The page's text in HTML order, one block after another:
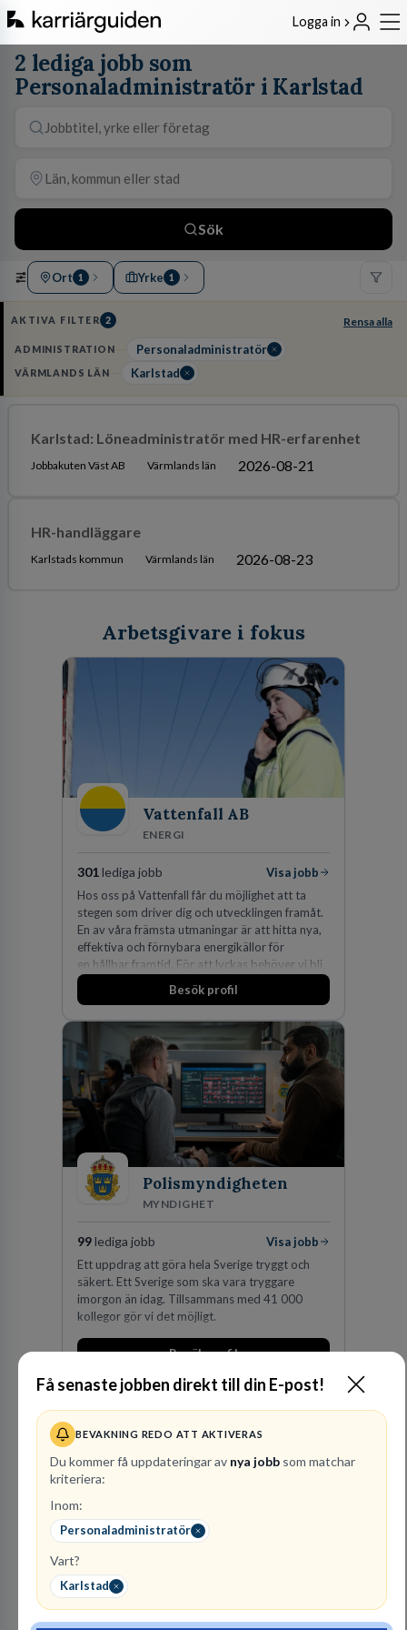
Logga in
Få senaste jobben direkt till din E-post!
BEVAKNING REDO ATT AKTIVERAS
Du kommer få uppdateringar av nya jobb som matchar
kriteriera:
Inom:
Personaladministratör
Vart?
Karlstad
2 lediga jobb som
Personaladministratör i Karlstad
Sök
Ort 1 Yrke 1
AKTIVA FILTER 2 Rensa alla
ADMINISTRATION Personaladministratör
VÄRMLANDS LÄN Karlstad
Karlstad: Löneadministratör med HR-erfarenhet
Jobbakuten Väst AB Värmlands län 2026-08-21
HR-handläggare
Karlstads kommun Värmlands län 2026-08-23
Arbetsgivare i fokus
Vattenfall AB
ENERGI
301lediga jobb
Visa jobb
Hos oss på Vattenfall får du möjlighet att ta
stegen som driver dig och utvecklingen framåt.
En av våra främsta utmaningar är att hitta nya,
effektiva och förnybara energikällor för
en hållbar framtid. För att lyckas behöver vi bli
fler medarbetare som vill göra skillnad.
Besök profil
Polismyndigheten
MYNDIGHET
99 lediga jobb
Visa jobb
Ett uppdrag att göra hela Sverige tryggt och
säkert. Ett Sverige som ska vara tryggare
imorgon än idag. Tillsammans med 41 000
kollegor gör vi det möjligt.
Besök profil